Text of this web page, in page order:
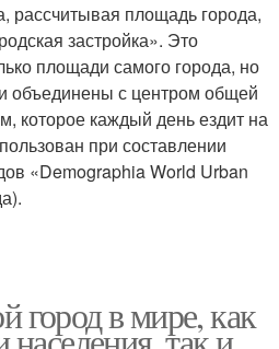
рассчитывая площадь города,
застройка». Это
площади самого города, но
объединены с центром общей
которое каждый день ездит на
при составлении
«Demographia World Urban
в мире, как